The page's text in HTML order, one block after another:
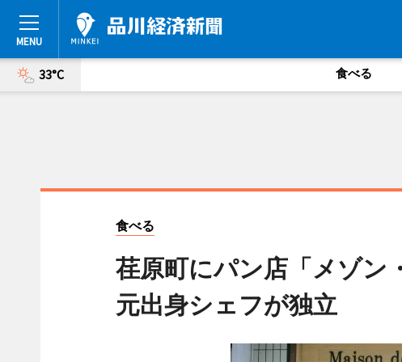
33°C 食べる
食べる
荏原町にパン店「メゾン
元出身シェフが独立